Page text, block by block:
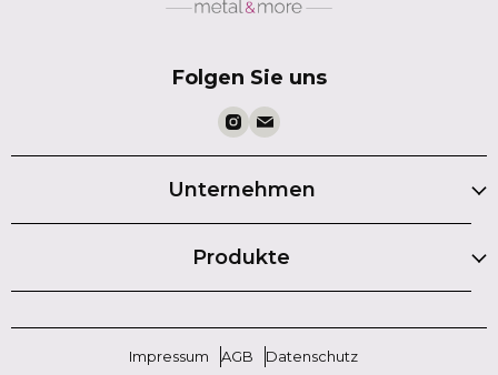
Folgen Sie uns
Unternehmen
Produkte
Impressum AGB Datenschutz